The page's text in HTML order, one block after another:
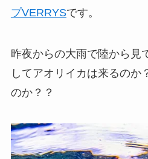
プVERRYSです。
昨夜からの大雨で陸から見
してアオリイカは来るのか
のか？？